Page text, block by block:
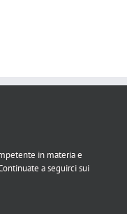
in materia e
a seguirci sui